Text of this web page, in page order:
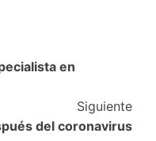
en
Siguiente
del coronavirus